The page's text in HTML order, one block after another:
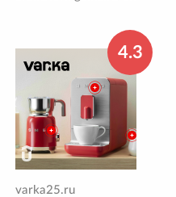
4.3
varka25.ru